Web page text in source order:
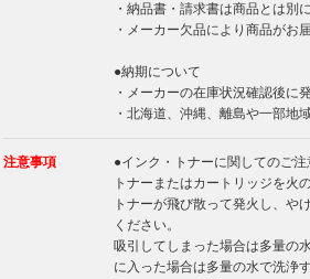
・納品書・請求書は商品とは別
・メーカー欠品により商品がお
●納期について
・メーカーの在庫状況確認後に
・北海道、沖縄、離島や一部地
注意事項
●インク・トナーに関してのご注
トナーまたはカートリッジを火
トナーが飛び散って発火し、や
ください。
吸引してしまった場合は多量の
に入った場合は多量の水で洗浄